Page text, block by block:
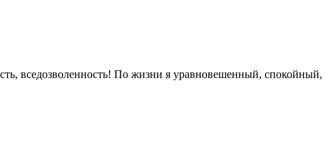
вседозволенность! По жизни я уравновешенный, спокойный,